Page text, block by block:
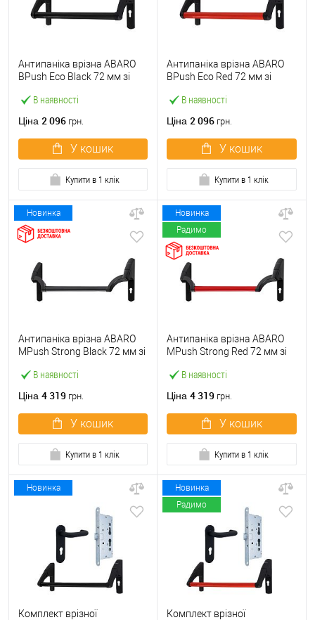
В наявності
Антипаніка врізна ABARO
BPush Eco Black 72 мм зі
Ціна 2 096 грн.
У кошик
Купити в 1 клік
В наявності
Антипаніка врізна ABARO
BPush Eco Red 72 мм зі
Ціна 2 096 грн.
У кошик
Купити в 1 клік
Новинка
В наявності
Антипаніка врізна ABARO
МPush Strong Black 72 мм зі
Ціна 4 319 грн.
У кошик
Купити в 1 клік
Новинка
Радимо
В наявності
Антипаніка врізна ABARO
МPush Strong Red 72 мм зі
Ціна 4 319 грн.
У кошик
Купити в 1 клік
Новинка
Комплект врізної
Новинка
Радимо
Комплект врізної